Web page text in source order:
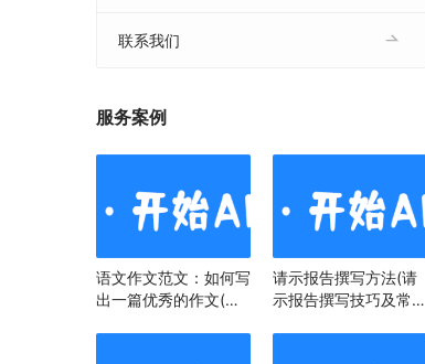
联系我们
服务案例
语文作文范文：如何写
出一篇优秀的作文(语
请示报告撰写方法(请
示报告撰写技巧及常见